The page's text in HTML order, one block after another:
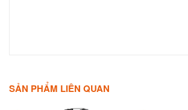
SẢN PHẨM LIÊN QUAN